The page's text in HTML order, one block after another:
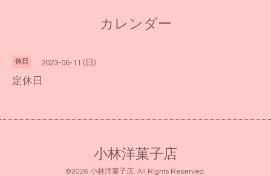
カレンダー
休日 2023-06-11 (日)
定休日
小林洋菓子店
©2026 小林洋菓子店. All Rights Reserved.